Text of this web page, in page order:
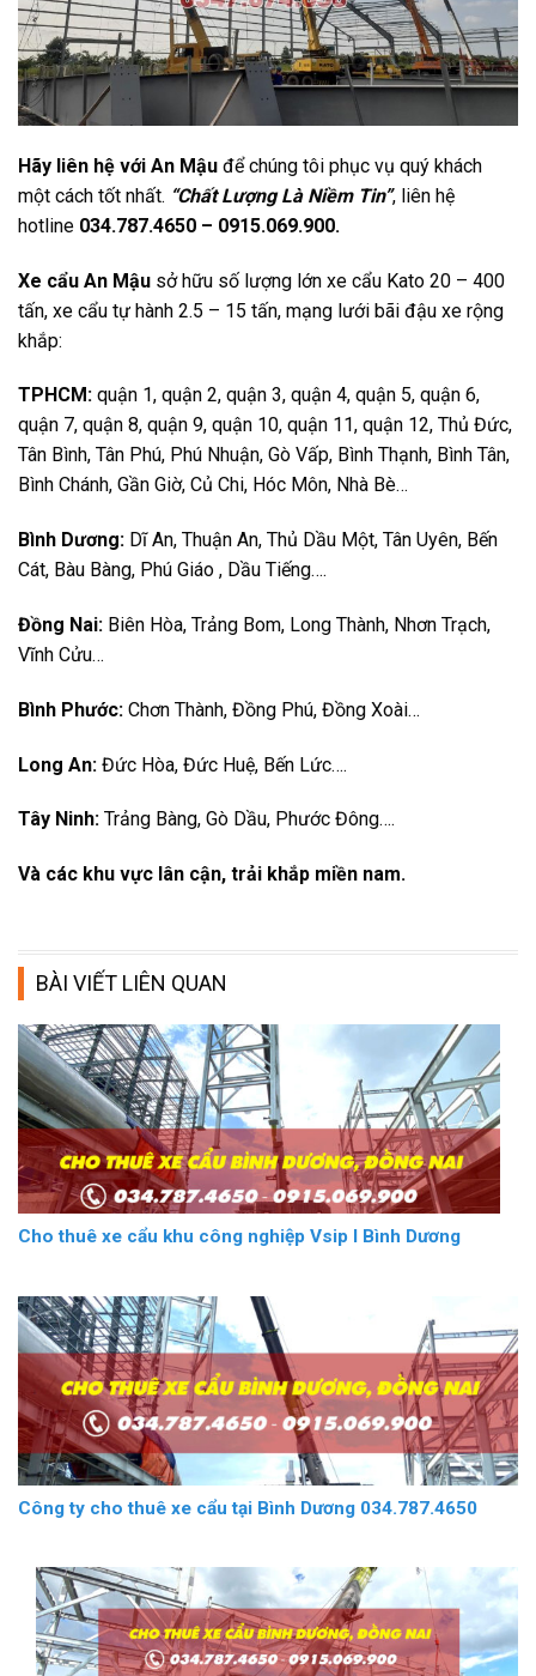
Hãy liên hệ với An Mậu để chúng tôi phục vụ quý khách
một cách tốt nhất. “Chất Lượng Là Niềm Tin”, liên hệ
hotline 034.787.4650 – 0915.069.900.
Xe cẩu An Mậu sở hữu số lượng lớn xe cẩu Kato 20 – 400
tấn, xe cẩu tự hành 2.5 – 15 tấn, mạng lưới bãi đậu xe rộng
khắp:
TPHCM: quận 1, quận 2, quận 3, quận 4, quận 5, quận 6,
quận 7, quận 8, quận 9, quận 10, quận 11, quận 12, Thủ Đức,
Tân Bình, Tân Phú, Phú Nhuận, Gò Vấp, Bình Thạnh, Bình Tân,
Bình Chánh, Gần Giờ, Củ Chi, Hóc Môn, Nhà Bè…
Bình Dương: Dĩ An, Thuận An, Thủ Dầu Một, Tân Uyên, Bến
Cát, Bàu Bàng, Phú Giáo , Dầu Tiếng….
Đồng Nai: Biên Hòa, Trảng Bom, Long Thành, Nhơn Trạch,
Vĩnh Cửu…
Bình Phước: Chơn Thành, Đồng Phú, Đồng Xoài…
Long An: Đức Hòa, Đức Huệ, Bến Lức….
Tây Ninh: Trảng Bàng, Gò Dầu, Phước Đông….
Và các khu vực lân cận, trải khắp miền nam.
BÀI VIẾT LIÊN QUAN
Cho thuê xe cẩu khu công nghiệp Vsip I Bình Dương
Công ty cho thuê xe cẩu tại Bình Dương 034.787.4650